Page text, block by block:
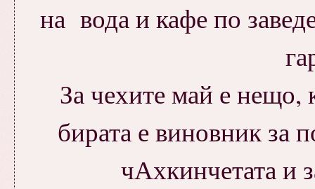
на вода и кафе по
За чехите май е нещо,
бирата е виновник за
чАхкинчетата и